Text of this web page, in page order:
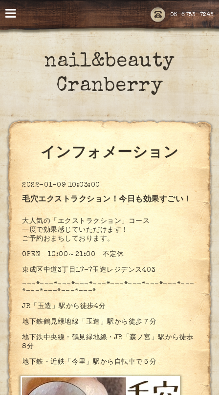
06-6753-7245
nail&beauty
Cranberry
インフォメーション
2022-01-09 10:03:00
毛穴エクストラクション！今日も効果すごい！
大人気の「エクストラクション」コース
一度で効果感じていただけます！
ご予約おまちしております。
OPEN 10:00～21:00 不定休
東成区中道3丁目17-7玉造レジデンス403
---*---*---*---*---*---*---*---*---*---
*---*---*---*---*
JR「玉造」駅から徒歩4分
地下鉄鶴見緑地線「玉造」駅から徒歩７分
地下鉄中央線・鶴見緑地線・JR「森ノ宮」駅から徒歩
8分
地下鉄・近鉄「今里」駅から自転車で５分